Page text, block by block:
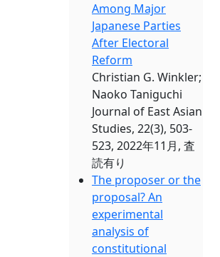
Among Major
Japanese Parties
After Electoral
Reform
Christian G. Winkler;
Naoko Taniguchi
Journal of East Asian
Studies, 22(3), 503-
523, 2022年11月, 査
読有り
The proposer or the
proposal? An
experimental
analysis of
constitutional